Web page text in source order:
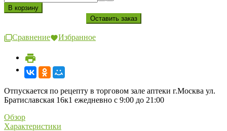
Сравнение Избранное
Отпускается по рецепту в торговом зале аптеки г.Москва ул.
Братиславская 16к1 ежедневно с 9:00 до 21:00
Обзор
Характеристики